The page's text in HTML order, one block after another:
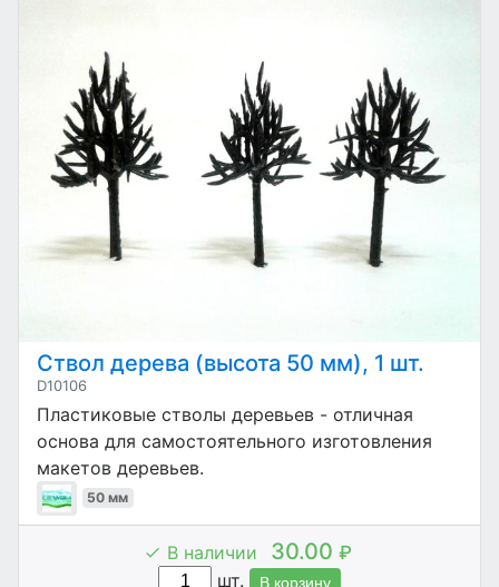
Ствол дерева (высота 50 мм), 1 шт.
D10106
Пластиковые стволы деревьев - отличная
основа для самостоятельного изготовления
макетов деревьев.
50 мм
В наличии 30.00 ₽
шт.
В корзину